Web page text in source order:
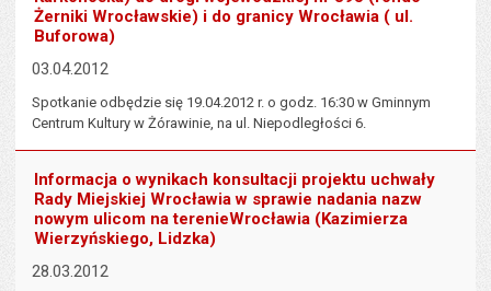
Żerniki Wrocławskie) i do granicy Wrocławia ( ul.
Buforowa)
03.04.2012
Spotkanie odbędzie się 19.04.2012 r. o godz. 16:30 w Gminnym
Centrum Kultury w Żórawinie, na ul. Niepodległości 6.
Informacja o wynikach konsultacji projektu uchwały
Rady Miejskiej Wrocławia w sprawie nadania nazw
nowym ulicom na terenieWrocławia (Kazimierza
Wierzyńskiego, Lidzka)
28.03.2012